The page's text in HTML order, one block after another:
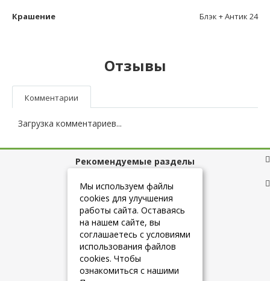
Крашение Блэк + Антик 24
Отзывы
Комментарии
Загрузка комментариев...
Рекомендуемые разделы
Полезные ссылки
+7 (925) 084-10-60
Мы используем файлы
cookies для улучшения
работы сайта. Оставаясь
на нашем сайте, вы
соглашаетесь с условиями
использования файлов
cookies. Чтобы
ознакомиться с нашими